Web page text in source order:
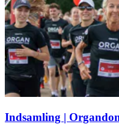
Indsamling |